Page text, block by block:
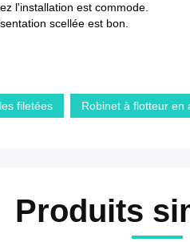
l'installation est commode.
scellée est bon.
filetées Robinet à flotteur en
Produits